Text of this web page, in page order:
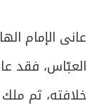
عانى الإمام
العبّاس، فقد
خلافته، ثم